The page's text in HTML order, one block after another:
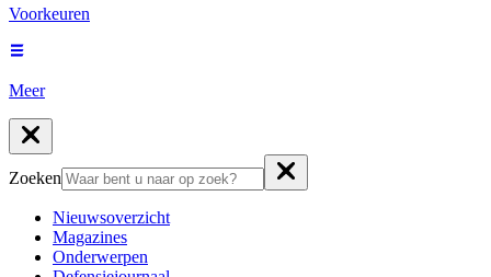
Voorkeuren
Meer
Zoeken
Nieuwsoverzicht
Magazines
Onderwerpen